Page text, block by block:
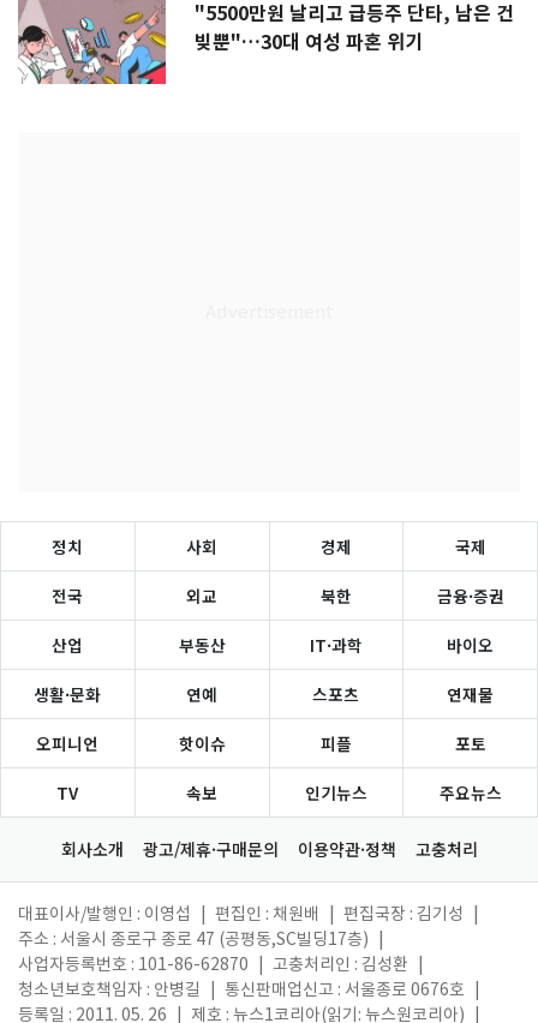
"5500만원 날리고 급등주 단타, 남은 건
빚뿐"…30대 여성 파혼 위기
정치 사회 경제 국제
전국 외교 북한 금융·증권
산업 부동산 IT·과학 바이오
생활·문화 연예 스포츠 연재물
오피니언 핫이슈 피플 포토
TV 속보 인기뉴스 주요뉴스
회사소개 광고/제휴·구매문의 이용약관·정책 고충처리
대표이사/발행인 : 이영섭 편집인 : 채원배 편집국장 : 김기성
주소 : 서울시 종로구 종로 47 (공평동,SC빌딩17층)
사업자등록번호 : 101-86-62870
고충처리인 : 김성환
청소년보호책임자 : 안병길
통신판매업신고 : 서울종로 0676호
등록일 : 2011. 05. 26
제호 : 뉴스1코리아(읽기: 뉴스원코리아)